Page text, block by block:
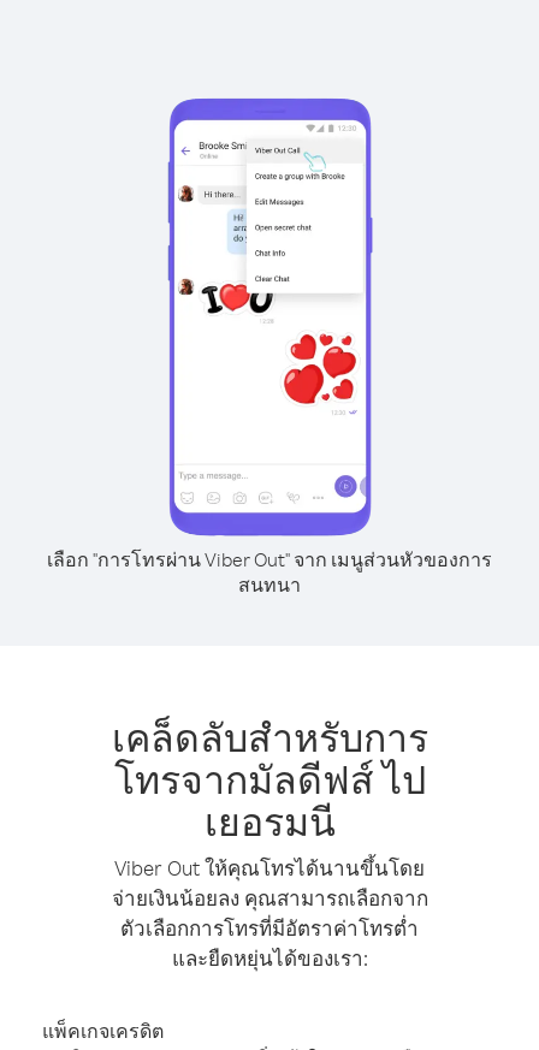
เลือก "การโทรผ่าน Viber Out" จาก เมนูส่วนหัวของการ
สนทนา
เคล็ดลับสำหรับการ
โทรจากมัลดีฟส์ ไป
เยอรมนี
Viber Out ให้คุณโทรได้นานขึ้นโดย
จ่ายเงินน้อยลง คุณสามารถเลือกจาก
ตัวเลือกการโทรที่มีอัตราค่าโทรต่ำ
และยืดหยุ่นได้ของเรา:
แพ็คเกจเครดิต